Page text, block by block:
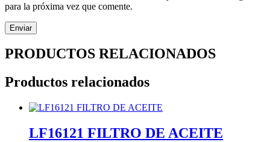
para la próxima vez que comente.
PRODUCTOS RELACIONADOS
Productos relacionados
LF16121 FILTRO DE ACEITE